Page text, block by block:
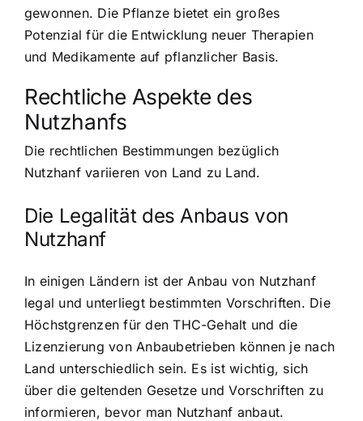
gewonnen. Die Pflanze bietet ein großes
Potenzial für die Entwicklung neuer Therapien
und Medikamente auf pflanzlicher Basis.
Rechtliche Aspekte des
Nutzhanfs
Die rechtlichen Bestimmungen bezüglich
Nutzhanf variieren von Land zu Land.
Die Legalität des Anbaus von
Nutzhanf
In einigen Ländern ist der Anbau von Nutzhanf
legal und unterliegt bestimmten Vorschriften. Die
Höchstgrenzen für den THC-Gehalt und die
Lizenzierung von Anbaubetrieben können je nach
Land unterschiedlich sein. Es ist wichtig, sich
über die geltenden Gesetze und Vorschriften zu
informieren, bevor man Nutzhanf anbaut.